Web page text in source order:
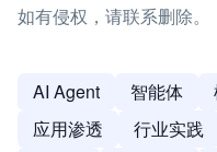
如有侵权，请联系删除。
AI Agent 智能体
应用渗透
行业实践